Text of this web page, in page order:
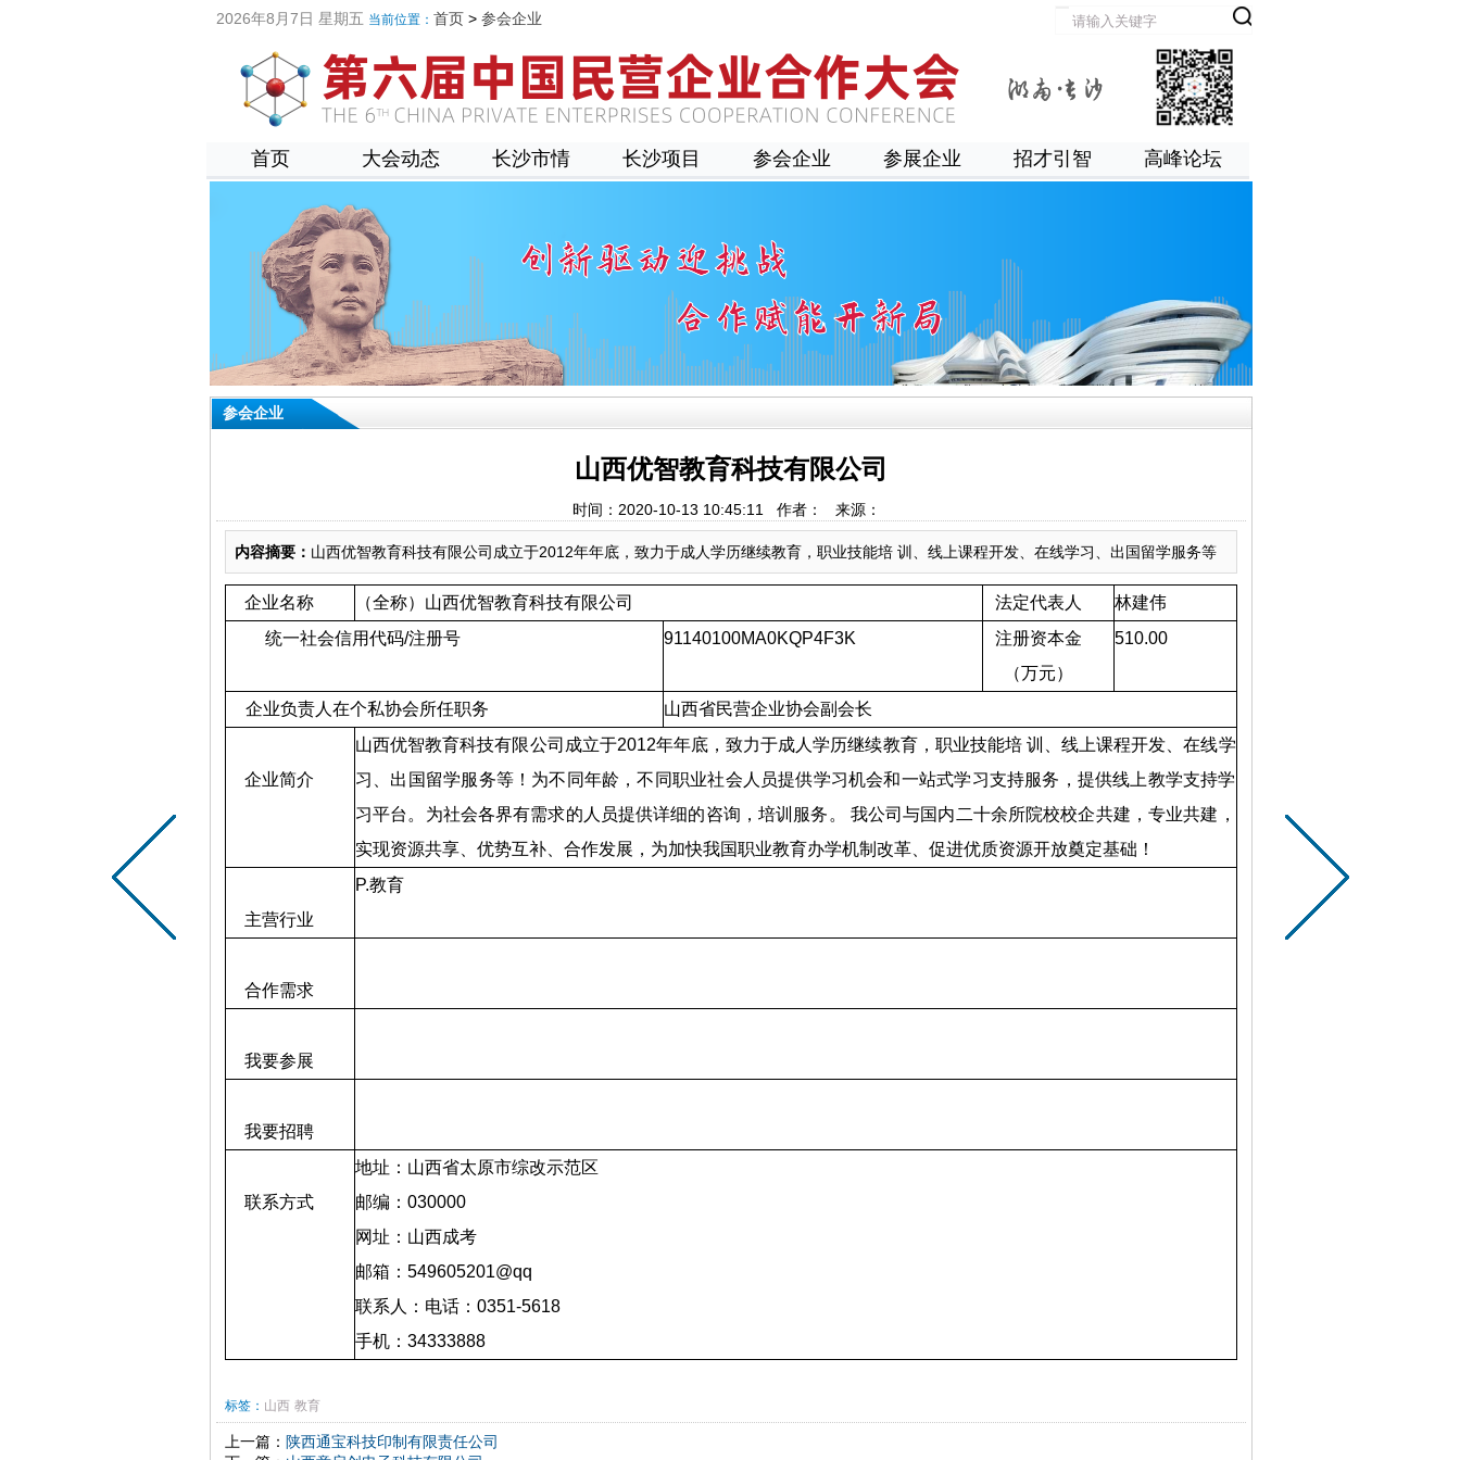
2026年8月7日 星期五 当前位置： 首页> 参会企业
首页 大会动态 长沙市情 长沙项目 参会企业 参展企业 招才引智 高峰论坛
参会企业
山西优智教育科技有限公司
时间：2020-10-13 10:45:11 作者： 来源：
内容摘要： 山西优智教育科技有限公司成立于2012年年底，致力于成人学历继续教育，职业技能培 训、线上课程开发、在线学习、出国留学服务等
企业名称 （全称）山西优智教育科技有限公司 法定代表人
林建伟
统一社会信用代码/注册号 91140100MA0KQP4F3K
注册资本金
（万元）
510.00
企业负责人在个私协会所任职务 山西省民营企业协会副会长
企业简介
山西优智教育科技有限公司成立于2012年年底，致力于成人学历继续教育，职业技能培 训、线上课程开发、在线学
习、出国留学服务等！为不同年龄，不同职业社会人员提供学习机会和一站式学习支持服务，提供线上教学支持学
习平台。为社会各界有需求的人员提供详细的咨询，培训服务。 我公司与国内二十余所院校校企共建，专业共建，
实现资源共享、优势互补、合作发展，为加快我国职业教育办学机制改革、促进优质资源开放奠定基础！
主营行业
P.教育
合作需求
我要参展
我要招聘
联系方式
地址 ： 山西省太原市综改示范区
邮编 ： 030000
网址 ： 山西成考
邮箱 ： 549605201@qq
联系 人 ：电话： 0351-5618
手机： 34333888
标签： 山西 教育
上一篇： 陕西通宝科技印制有限责任公司